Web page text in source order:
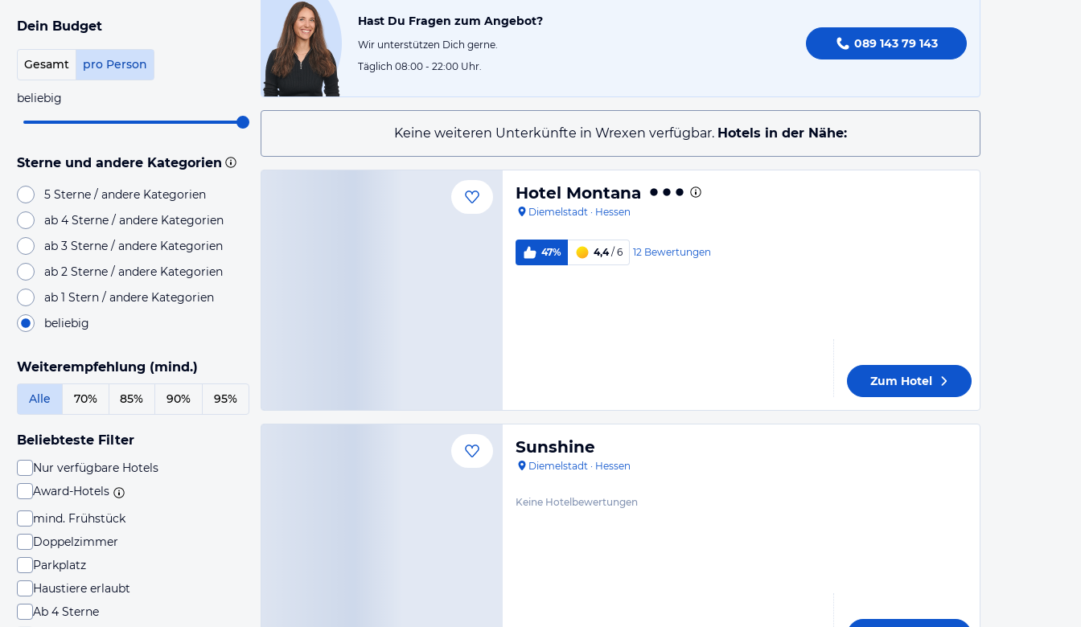
Dein Budget
Gesamt pro Person
beliebig
Sterne und andere Kategorien
5 Sterne / andere Kategorien
ab 4 Sterne / andere Kategorien
ab 3 Sterne / andere Kategorien
ab 2 Sterne / andere Kategorien
ab 1 Stern / andere Kategorien
beliebig
Weiterempfehlung (mind.)
Alle 70% 85% 90% 95%
Beliebteste Filter
Nur verfügbare Hotels
Award-Hotels
mind. Frühstück
Doppelzimmer
Parkplatz
Haustiere erlaubt
Ab 4 Sterne
Hast Du Fragen zum Angebot?
Wir unterstützen Dich gerne.
Täglich 08:00 - 22:00 Uhr.
089 143 79 143
Keine weiteren Unterkünfte in Wrexen verfügbar. Hotels in der Nähe:
Hotel Montana
Diemelstadt · Hessen
47% 4,4/ 6 12 Bewertungen
Zum Hotel
Sunshine
Diemelstadt · Hessen
Keine Hotelbewertungen